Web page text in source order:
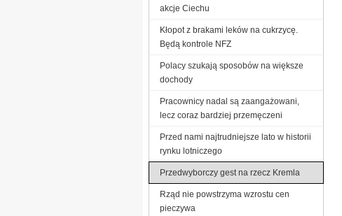
akcje Ciechu
Kłopot z brakami leków na cukrzycę.
Będą kontrole NFZ
Polacy szukają sposobów na większe
dochody
Pracownicy nadal są zaangażowani,
lecz coraz bardziej przemęczeni
Przed nami najtrudniejsze lato w historii
rynku lotniczego
Przedwyborczy gest na rzecz Kremla
Rząd nie powstrzyma wzrostu cen
pieczywa